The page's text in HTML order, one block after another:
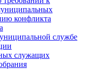
конфликта
службе
служащих